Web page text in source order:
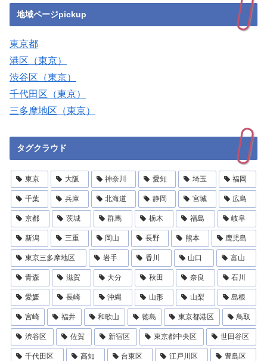
地域ページpickup
東京都
港区（東京）
渋谷区（東京）
千代田区（東京）
三多摩地区（東京）
タグクラウド
東京 大阪 神奈川 愛知 埼玉 福岡
千葉 兵庫 北海道 静岡 宮城 広島
京都 茨城 群馬 栃木 福島 岐阜
新潟 三重 岡山 長野 熊本 鹿児島
東京三多摩地区 岩手 香川 山口 富山
青森 滋賀 大分 秋田 奈良 石川
愛媛 長崎 沖縄 山形 山梨 島根
宮崎 福井 和歌山 徳島 東京都港区 鳥取
渋谷区 佐賀 新宿区 東京都中央区 世田谷区
千代田区 高知 台東区 江戸川区 豊島区